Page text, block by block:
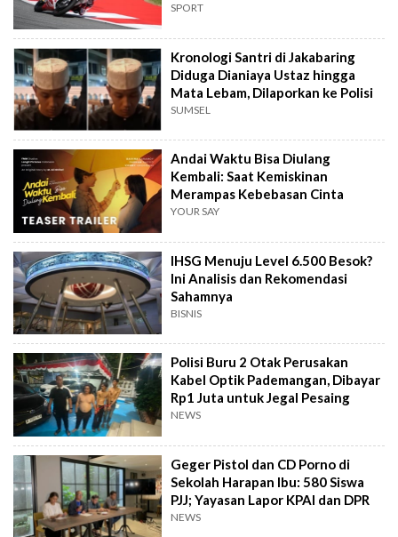
SPORT
Kronologi Santri di Jakabaring
Diduga Dianiaya Ustaz hingga
Mata Lebam, Dilaporkan ke Polisi
SUMSEL
Andai Waktu Bisa Diulang
Kembali: Saat Kemiskinan
Merampas Kebebasan Cinta
YOUR SAY
IHSG Menuju Level 6.500 Besok?
Ini Analisis dan Rekomendasi
Sahamnya
BISNIS
Polisi Buru 2 Otak Perusakan
Kabel Optik Pademangan, Dibayar
Rp1 Juta untuk Jegal Pesaing
NEWS
Geger Pistol dan CD Porno di
Sekolah Harapan Ibu: 580 Siswa
PJJ; Yayasan Lapor KPAI dan DPR
NEWS